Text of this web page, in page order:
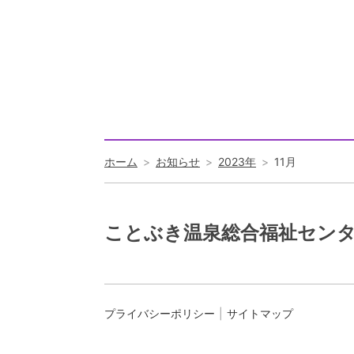
ホーム お知らせ 2023年 11月
ことぶき温泉総合福祉セン
プライバシーポリシー サイトマップ